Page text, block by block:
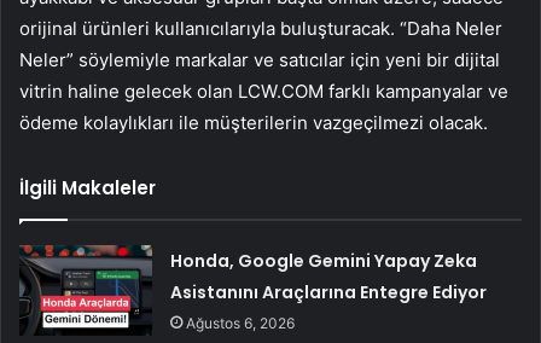
orijinal ürünleri kullanıcılarıyla buluşturacak. “Daha Neler
Neler” söylemiyle markalar ve satıcılar için yeni bir dijital
vitrin haline gelecek olan LCW.COM farklı kampanyalar ve
ödeme kolaylıkları ile müşterilerin vazgeçilmezi olacak.
İlgili Makaleler
Honda, Google Gemini Yapay Zeka
Asistanını Araçlarına Entegre Ediyor
Ağustos 6, 2026